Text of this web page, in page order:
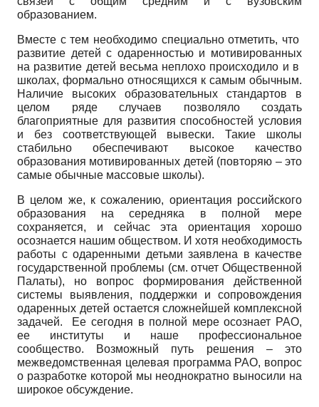
образованием.
Вместе с тем необходимо специально отметить, что
развитие детей с одаренностью и мотивированных
на развитие детей весьма неплохо происходило и в
школах, формально относящихся к самым обычным.
Наличие высоких образовательных стандартов в
целом ряде случаев позволяло создать
благоприятные для развития способностей условия
и без соответствующей вывески. Такие школы
стабильно обеспечивают высокое качество
образования мотивированных детей (повторяю – это
самые обычные массовые школы).
В целом же, к сожалению, ориентация российского
образования на середняка в полной мере
сохраняется, и сейчас эта ориентация хорошо
осознается нашим обществом. И хотя необходимость
работы с одаренными детьми заявлена в качестве
государственной проблемы (см. отчет Общественной
Палаты), но вопрос формирования действенной
системы выявления, поддержки и сопровождения
одаренных детей остается сложнейшей комплексной
задачей. Ее сегодня в полной мере осознает РАО,
ее институты и наше профессиональное
сообщество. Возможный путь решения – это
межведомственная целевая программа РАО, вопрос
о разработке которой мы неоднократно выносили на
широкое обсуждение.